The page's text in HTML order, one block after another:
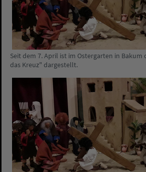
Seit dem 7. April ist im Ostergarten in Bakum
das Kreuz" dargestellt.